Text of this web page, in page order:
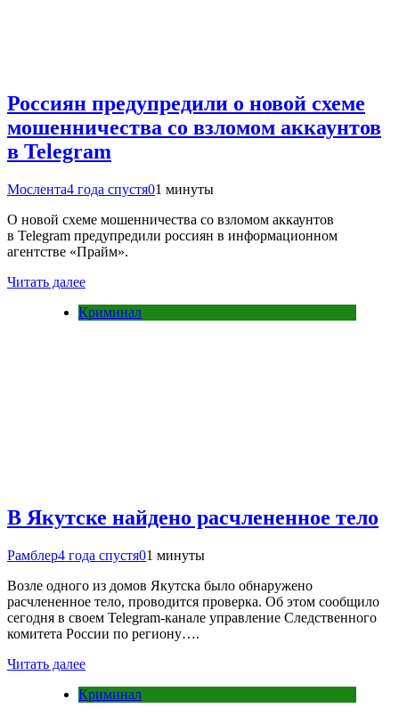
Россиян предупредили о новой схеме
мошенничества со взломом аккаунтов
в Telegram
Мослента4 года спустя01 минуты
О новой схеме мошенничества со взломом аккаунтов
в Telegram предупредили россиян в информационном
агентстве «Прайм».
Читать далее
Криминал
В Якутске найдено расчлененное тело
Рамблер4 года спустя01 минуты
Возле одного из домов Якутска было обнаружено
расчлененное тело, проводится проверка. Об этом сообщило
сегодня в своем Telegram-канале управление Следственного
комитета России по региону….
Читать далее
Криминал